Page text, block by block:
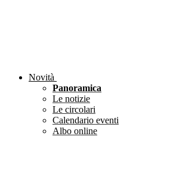
Novità
Panoramica
Le notizie
Le circolari
Calendario eventi
Albo online